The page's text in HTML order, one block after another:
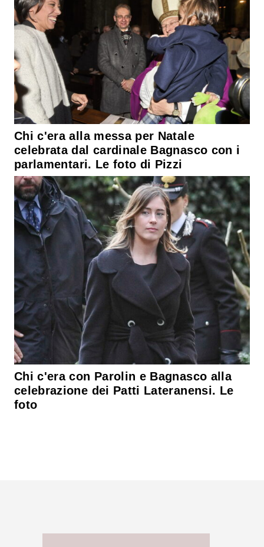
Chi c'era alla messa per Natale
celebrata dal cardinale Bagnasco con i
parlamentari. Le foto di Pizzi
Chi c'era con Parolin e Bagnasco alla
celebrazione dei Patti Lateranensi. Le
foto